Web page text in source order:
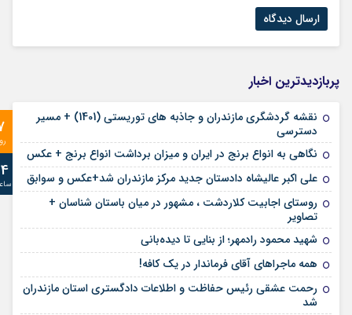
پربازدیدترین اخبار
نقشه گردشگری مازندران و جاذبه های توریستی (1401) + مسیر
دسترسی
نگاهی به انواع برنج در ایران و میزان برداشت انواع برنج + عکس
علی‌ اکبر عالیشاه دادستان جدید مرکز مازندران شد+عکس و سوابق
روستای اجابیت کلاردشت ، مشهور در میان باستان شناسان +
تصاویر
شهید محمود رادمهر؛ از بنایی تا دیده‌بانی
همه ماجراهای آقای فرماندار در یک کافه!
رحمت عشقی رئیس حفاظت و اطلاعات دادگستری استان مازندران
شد